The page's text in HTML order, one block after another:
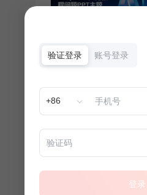
验证登录 账号登录
+86
登录